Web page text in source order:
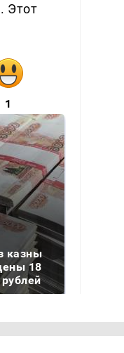
Этот
1
казны
18